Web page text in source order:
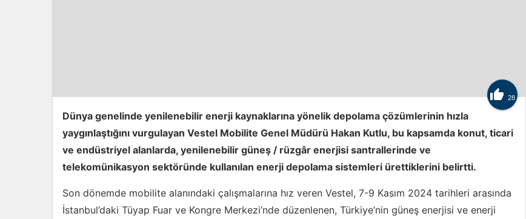
 28
Dünya genelinde yenilenebilir enerji kaynaklarına yönelik depolama çözümlerinin hızla
yaygınlaştığını vurgulayan Vestel Mobilite Genel Müdürü Hakan Kutlu, bu kapsamda konut, ticari
ve endüstriyel alanlarda, yenilenebilir güneş / rüzgâr enerjisi santrallerinde ve
telekomünikasyon sektöründe kullanılan enerji depolama sistemleri ürettiklerini belirtti.
Son dönemde mobilite alanındaki çalışmalarına hız veren Vestel, 7-9 Kasım 2024 tarihleri arasında
İstanbul’daki Tüyap Fuar ve Kongre Merkezi’nde düzenlenen, Türkiye’nin güneş enerjisi ve enerji